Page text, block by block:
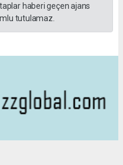
haberi geçen ajans
tutulamaz.